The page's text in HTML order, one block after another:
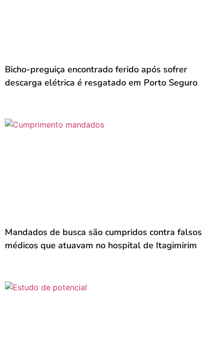
Bicho-preguiça encontrado ferido após sofrer
descarga elétrica é resgatado em Porto Seguro
Mandados de busca são cumpridos contra falsos
médicos que atuavam no hospital de Itagimirim